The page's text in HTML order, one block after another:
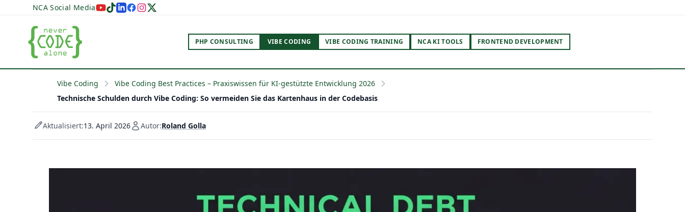
NCA Social Media
PHP CONSULTING VIBE CODING VIBE CODING TRAINING NCA KI TOOLS FRONTEND DEVELOPMENT
Vibe Coding
Vibe Coding Best Practices – Praxiswissen für KI-gestützte Entwicklung 2026
Technische Schulden durch Vibe Coding: So vermeiden Sie das Kartenhaus in der Codebasis
Aktualisiert:13. April 2026 Autor:Roland Golla